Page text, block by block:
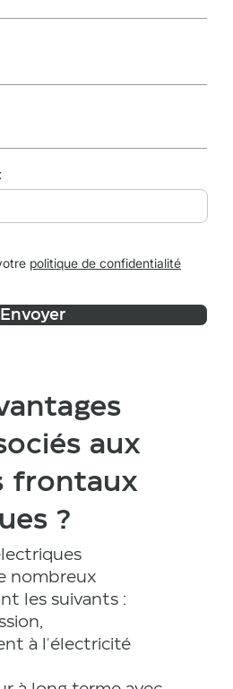
politique de confidentialité
Envoyer
aux
frontaux
?
nombreux
les suivants :
à l'électricité